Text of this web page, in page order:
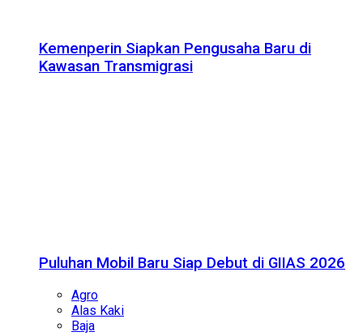
Kemenperin Siapkan Pengusaha Baru di
Kawasan Transmigrasi
Puluhan Mobil Baru Siap Debut di GIIAS 2026
Agro
Alas Kaki
Baja